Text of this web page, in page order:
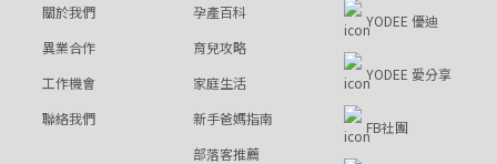
關於我們
異業合作
工作機會
聯絡我們
孕產百科
育兒攻略
家庭生活
新手爸媽指南
部落客推薦
YODEE 優迪
YODEE 愛分享
FB社團